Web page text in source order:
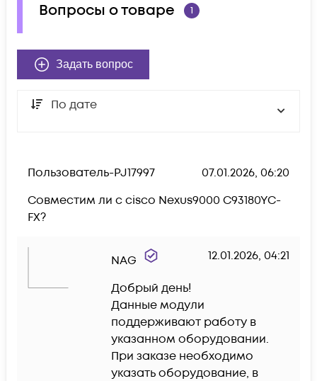
Вопросы о товаре 1
Задать вопрос
По дате
Пользователь-PJ17997
07.01.2026, 06:20
Совместим ли с cisco Nexus9000 C93180YC-
FX?
NAG 12.01.2026, 04:21
Добрый день!
Данные модули
поддерживают работу в
указанном оборудовании.
При заказе необходимо
указать оборудование, в